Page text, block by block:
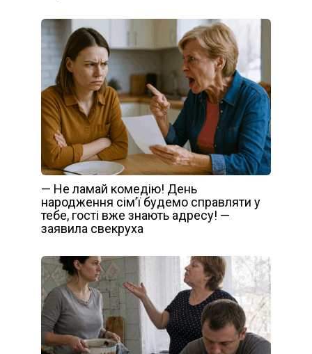
— Не ламай комедію! День
народження сім’ї будемо справляти у
тебе, гості вже знають адресу! —
заявила свекруха